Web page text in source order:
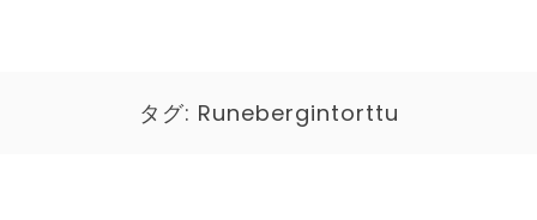
タグ: Runebergintorttu